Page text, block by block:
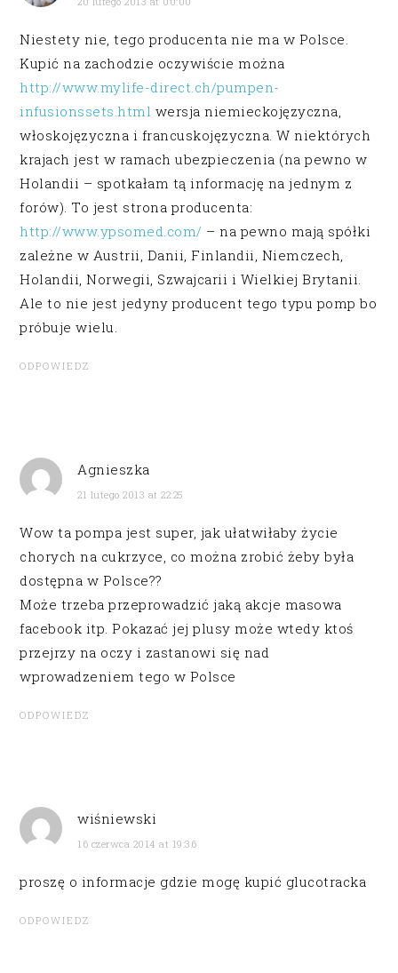
Niestety nie, tego producenta nie ma w Polsce.
Kupić na zachodzie oczywiście można
http://www.mylife-direct.ch/pumpen-
infusionssets.html wersja niemieckojęzyczna,
włoskojęzyczna i francuskojęzyczna. W niektórych
krajach jest w ramach ubezpieczenia (na pewno w
Holandii – spotkałam tą informację na jednym z
forów). To jest strona producenta:
http://www.ypsomed.com/ – na pewno mają spółki
zależne w Austrii, Danii, Finlandii, Niemczech,
Holandii, Norwegii, Szwajcarii i Wielkiej Brytanii.
Ale to nie jest jedyny producent tego typu pomp bo
próbuje wielu.
ODPOWIEDZ
Agnieszka
21 lutego 2013 at 22:25
Wow ta pompa jest super, jak ułatwiłaby życie
chorych na cukrzyce, co można zrobić żeby była
dostępna w Polsce??
Może trzeba przeprowadzić jaką akcje masowa
facebook itp. Pokazać jej plusy może wtedy ktoś
przejrzy na oczy i zastanowi się nad
wprowadzeniem tego w Polsce
ODPOWIEDZ
wiśniewski
16 czerwca 2014 at 19:36
proszę o informacje gdzie mogę kupić glucotracka
ODPOWIEDZ